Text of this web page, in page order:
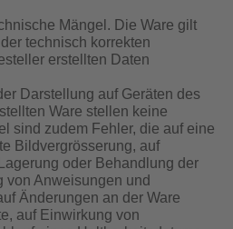
Mängel. Die Ware gilt
technisch korrekten
erstellten Daten
Darstellung auf Geräten des
Ware stellen keine
sind zudem Fehler, die auf eine
Bildvergrösserung, auf
oder Behandlung der
von Anweisungen und
Änderungen an der Ware
auf Einwirkung von